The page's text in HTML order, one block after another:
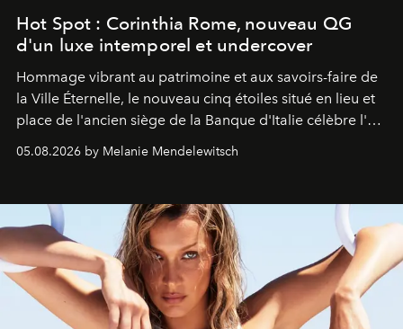
Hot Spot : Corinthia Rome, nouveau QG
d'un luxe intemporel et undercover
Hommage vibrant au patrimoine et aux savoirs-faire de
la Ville Éternelle, le nouveau cinq étoiles situé en lieu et
place de l'ancien siège de la Banque d'Italie célèbre l'art
05.08.2026 by Melanie Mendelewitsch